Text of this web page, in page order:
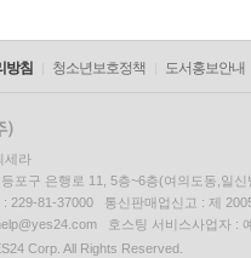
방침 청소년보호정책 도서홍보안내
세라
포구 은행로 11, 5층~6층(여의도동,일신
: 229-81-37000 통신판매업신고 : 제
호스팅 서비스사업자 :
Corp. All Rights Reserved.